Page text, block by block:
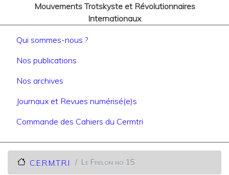
Mouvements Trotskyste et Révolutionnaires
Internationaux
Navigation principale
Qui sommes-nous ?
Nos publications
Nos archives
Journaux et Revues numérisé(e)s
Commande des Cahiers du Cermtri
C.E.R.M.T.R.I Le Frelon no 15